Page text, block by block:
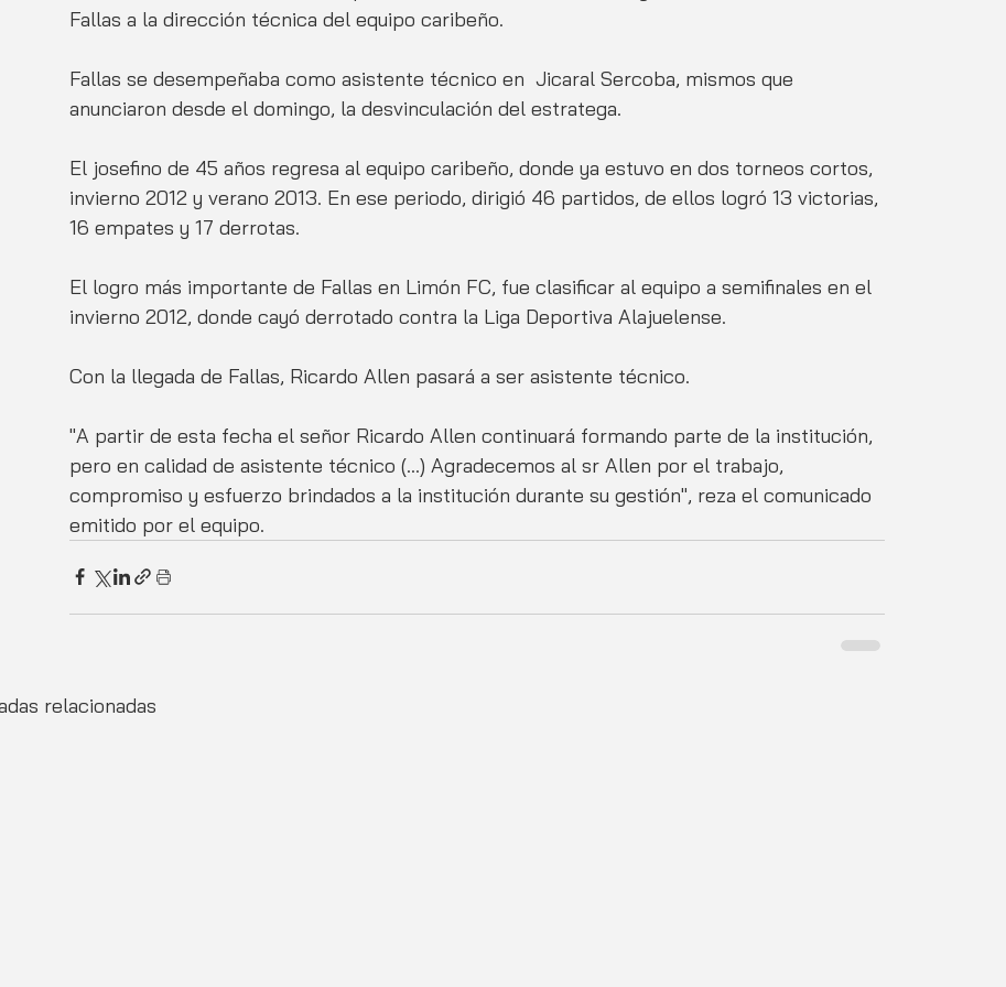
Fallas a la dirección técnica del equipo caribeño.
Fallas se desempeñaba como asistente técnico en  Jicaral Sercoba, mismos que
anunciaron desde el domingo, la desvinculación del estratega.
El josefino de 45 años regresa al equipo caribeño, donde ya estuvo en dos torneos cortos,
invierno 2012 y verano 2013. En ese periodo, dirigió 46 partidos, de ellos logró 13 victorias,
16 empates y 17 derrotas.
El logro más importante de Fallas en Limón FC, fue clasificar al equipo a semifinales en el
invierno 2012, donde cayó derrotado contra la Liga Deportiva Alajuelense.
Con la llegada de Fallas, Ricardo Allen pasará a ser asistente técnico.
"A partir de esta fecha el señor Ricardo Allen continuará formando parte de la institución,
pero en calidad de asistente técnico (...) Agradecemos al sr Allen por el trabajo,
compromiso y esfuerzo brindados a la institución durante su gestión", reza el comunicado
emitido por el equipo.
relacionadas